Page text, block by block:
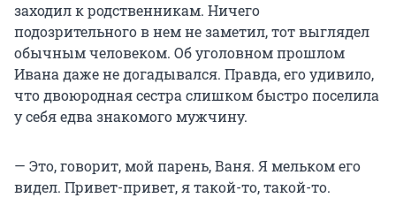
заходил к родственникам. Ничего
подозрительного в нем не заметил, тот выглядел
обычным человеком. Об уголовном прошлом
Ивана даже не догадывался. Правда, его удивило,
что двоюродная сестра слишком быстро поселила
у себя едва знакомого мужчину.
— Это, говорит, мой парень, Ваня. Я мельком его
видел. Привет-привет, я такой-то, такой-то.